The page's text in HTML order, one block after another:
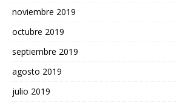
noviembre 2019
octubre 2019
septiembre 2019
agosto 2019
julio 2019